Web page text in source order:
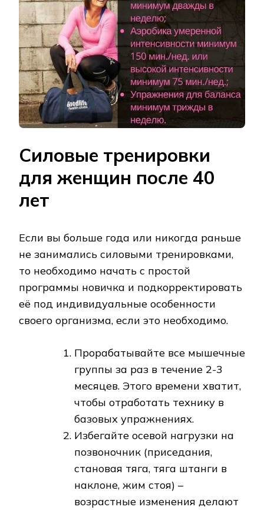
Силовые тренировки
для женщин после 40
лет
Если вы больше года или никогда раньше
не занимались силовыми тренировками,
то необходимо начать с простой
программы новичка и подкорректировать
её под индивидуальные особенности
своего организма, если это необходимо.
Прорабатывайте все мышечные
группы за раз в течение 2-3
месяцев. Этого времени хватит,
чтобы отработать технику в
базовых упражнениях.
Избегайте осевой нагрузки на
позвоночник (приседания,
становая тяга, тяга штанги в
наклоне, жим стоя) –
возрастные изменения делают